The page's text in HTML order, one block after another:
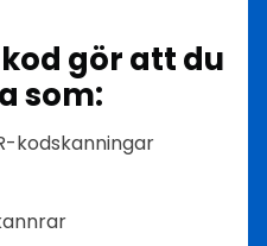
gör att du
som:
kodskanningar